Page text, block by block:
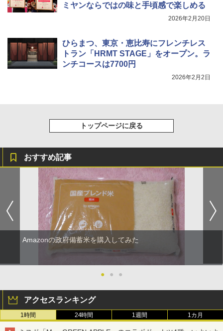
ミヤンならではの味と手頃感で楽しめる
2026年2月20日
ひらまつ、東京・恵比寿にフレンチレス
トラン「HRMT STAGE」をオープン。ラ
ンチコースは7700円
2026年2月2日
トップページに戻る
おすすめ記事
Amazonの政府備蓄米を購入してみた
● ● ●
アクセスランキング
1時間 24時間 1週間 1カ月